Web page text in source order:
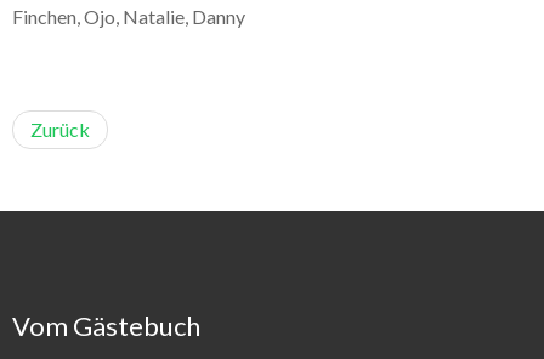
Finchen, Ojo, Natalie, Danny
Zurück
Vom Gästebuch